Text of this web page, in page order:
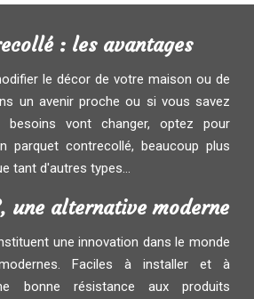
: les avantages
le décor de votre maison ou de
un avenir proche ou si vous savez
vont changer, optez pour
parquet contrecollé, beaucoup plus
tant d'autres types...
une alternative moderne
une innovation dans le monde
Faciles à installer et à
bonne résistance aux produits